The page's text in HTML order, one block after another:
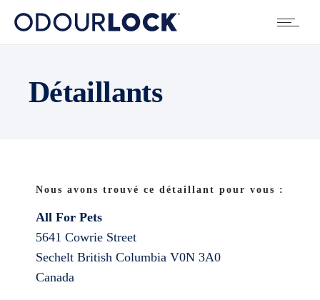
Détaillants
Nous avons trouvé ce détaillant pour vous :
All For Pets
5641 Cowrie Street
Sechelt British Columbia V0N 3A0
Canada